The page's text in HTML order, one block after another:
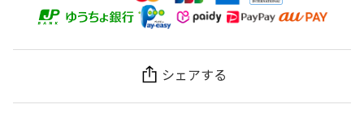
シェアする